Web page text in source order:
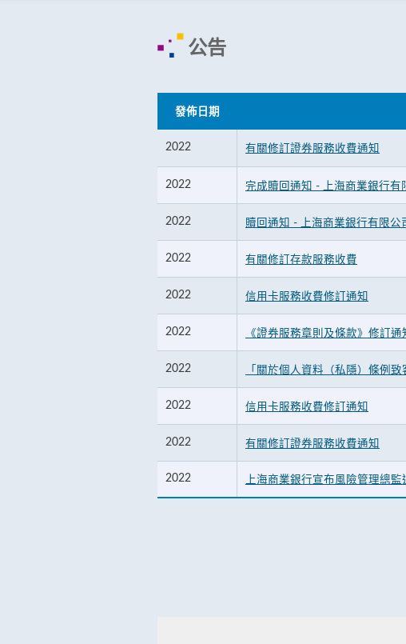
公告
發佈日期
2022 有關修訂證券服務收費通知
2022 完成贖回通知 - 上海商業銀行有
2022 贖回通知 - 上海商業銀行有限公
2022 有關修訂存款服務收費
2022 信用卡服務收費修訂通知
2022 《證券服務章則及條款》修訂通
2022 「關於個人資料（私隱）條例
2022 信用卡服務收費修訂通知
2022 有關修訂證券服務收費通知
2022 上海商業銀行宣布風險管理總